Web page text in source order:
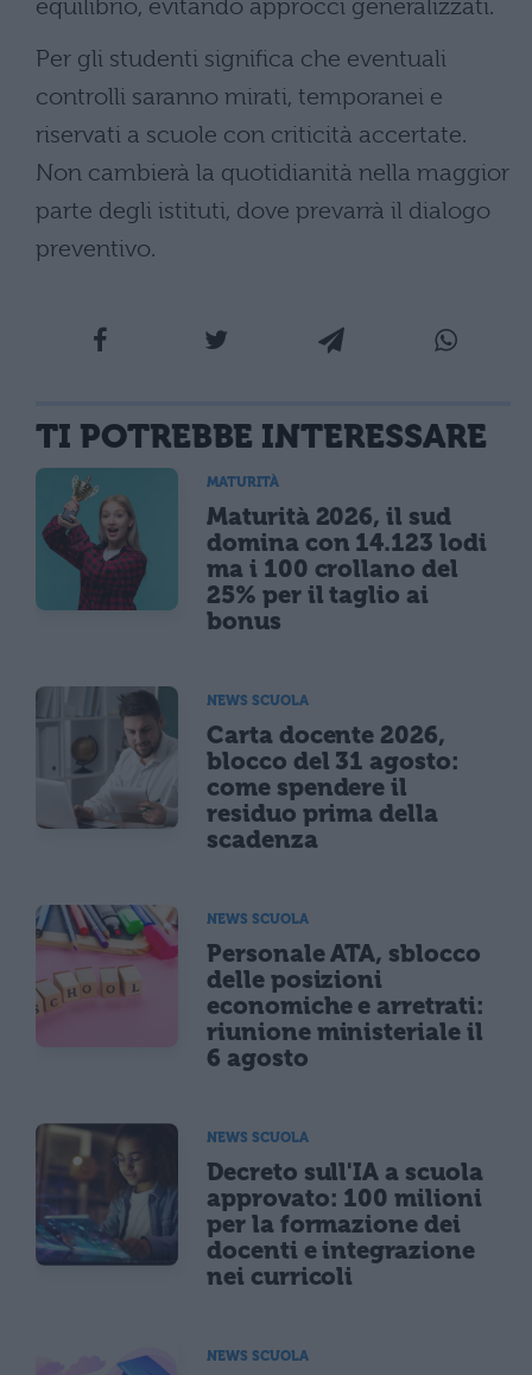
equilibrio, evitando approcci generalizzati.
Per gli studenti significa che eventuali
controlli saranno mirati, temporanei e
riservati a scuole con criticità accertate.
Non cambierà la quotidianità nella maggior
parte degli istituti, dove prevarrà il dialogo
preventivo.
TI POTREBBE INTERESSARE
MATURITÀ
Maturità 2026, il sud
domina con 14.123 lodi
ma i 100 crollano del
25% per il taglio ai
bonus
NEWS SCUOLA
Carta docente 2026,
blocco del 31 agosto:
come spendere il
residuo prima della
scadenza
NEWS SCUOLA
Personale ATA, sblocco
delle posizioni
economiche e arretrati:
riunione ministeriale il
6 agosto
NEWS SCUOLA
Decreto sull'IA a scuola
approvato: 100 milioni
per la formazione dei
docenti e integrazione
nei curricoli
NEWS SCUOLA